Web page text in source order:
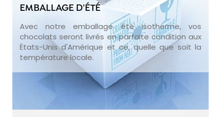
EMBALLAGE D'ÉTÉ
Avec notre emballage été isotherme, vos
chocolats seront livrés en parfaite condition aux
États-Unis d'Amérique et ce, quelle que soit la
température locale.